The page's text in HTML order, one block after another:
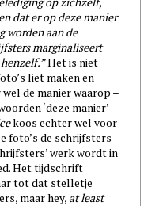
dat er op deze manier
worden aan de
marginaliseert
Het is niet
liet maken en
de manier waarop –
‘deze manier’
koos echter wel voor
foto’s de schrijfsters
werk wordt in
Het tijdschrift
tot dat stelletje
maar hey, at least